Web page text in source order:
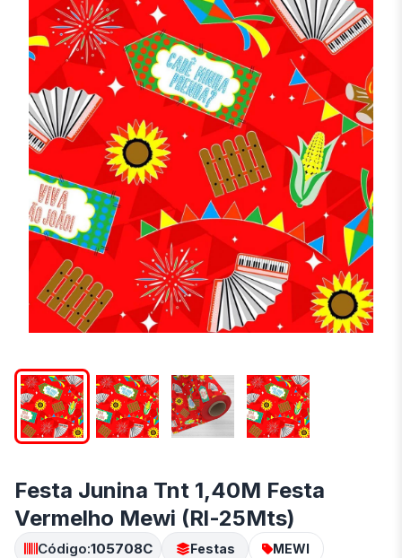
Festa Junina Tnt 1,40M Festa
Vermelho Mewi (Rl-25Mts)
Código:105708C Festas MEWI